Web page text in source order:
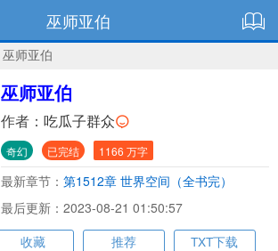
巫师亚伯
巫师亚伯
巫师亚伯
作者： 吃瓜子群众
奇幻 已完结 1166 万字
最新章节： 第1512章 世界空间（全书完）
最后更新：2023-08-21 01:50:57
收藏 推荐 TXT下载